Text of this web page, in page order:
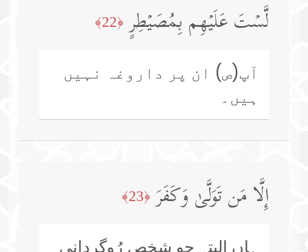
لَّسۡتَ عَلَیۡهِم بِمُصَیۡطِرٍ ﴿22﴾
آپ(ص) ان پر داروغہ نہیں
ہیں۔
إِلَّا مَن تَوَلَّىٰ وَكَفَرَ ﴿23﴾
ہاں البتہ جو شخص رُوگردانی